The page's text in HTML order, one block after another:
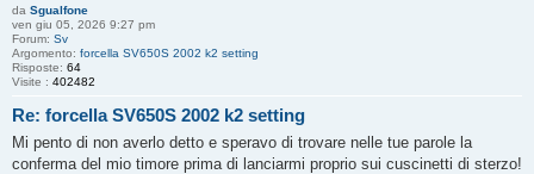
da Sgualfone
ven giu 05, 2026 9:27 pm
Forum: Sv
Argomento: forcella SV650S 2002 k2 setting
Risposte: 64
Visite : 402482
Re: forcella SV650S 2002 k2 setting
Mi pento di non averlo detto e speravo di trovare nelle tue parole la
conferma del mio timore prima di lanciarmi proprio sui cuscinetti di sterzo!